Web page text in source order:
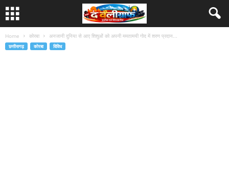
Home कोरबा अनजानी दुनिया से आए शिशुओं को अपनी ममतामयी गोद में शरण प्रदान...
छत्तीसगढ़ कोरबा विविध